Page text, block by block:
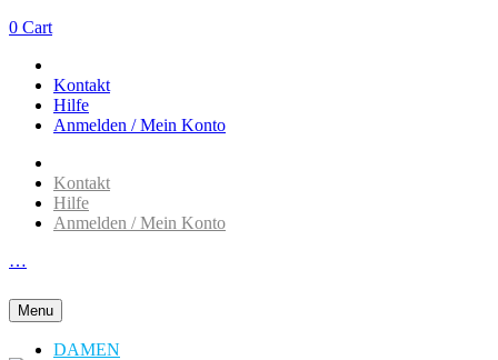
0 Cart
Kontakt
Hilfe
Anmelden / Mein Konto
Kontakt
Hilfe
Anmelden / Mein Konto
…
Menu
DAMEN